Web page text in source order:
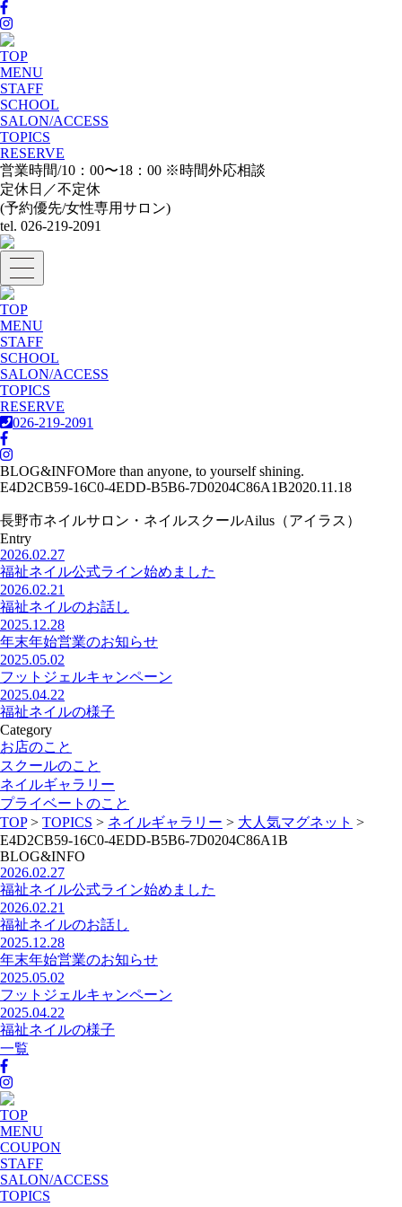
TOP
MENU
STAFF
SCHOOL
SALON/ACCESS
TOPICS
RESERVE
営業時間/10：00〜18：00 ※時間外応相談
定休日／不定休
(予約優先/女性専用サロン)
tel. 026-219-2091
TOP
MENU
STAFF
SCHOOL
SALON/ACCESS
TOPICS
RESERVE
026-219-2091
BLOG&INFOMore than anyone, to yourself shining.
E4D2CB59-16C0-4EDD-B5B6-7D0204C86A1B2020.11.18
長野市ネイルサロン・ネイルスクールAilus（アイラス）
Entry
2026.02.27
福祉ネイル公式ライン始めました
2026.02.21
福祉ネイルのお話し
2025.12.28
年末年始営業のお知らせ
2025.05.02
フットジェルキャンペーン
2025.04.22
福祉ネイルの様子
Category
お店のこと
スクールのこと
ネイルギャラリー
プライベートのこと
TOP> TOPICS > ネイルギャラリー > 大人気マグネット >
E4D2CB59-16C0-4EDD-B5B6-7D0204C86A1B
BLOG&INFO
2026.02.27
福祉ネイル公式ライン始めました
2026.02.21
福祉ネイルのお話し
2025.12.28
年末年始営業のお知らせ
2025.05.02
フットジェルキャンペーン
2025.04.22
福祉ネイルの様子
一覧
TOP
MENU
COUPON
STAFF
SALON/ACCESS
TOPICS